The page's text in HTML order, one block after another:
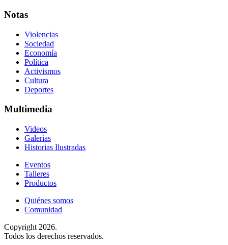
Notas
Violencias
Sociedad
Economía
Política
Activismos
Cultura
Deportes
Multimedia
Videos
Galerias
Historias Ilustradas
Eventos
Talleres
Productos
Quiénes somos
Comunidad
Copyright 2026.
Todos los derechos reservados.